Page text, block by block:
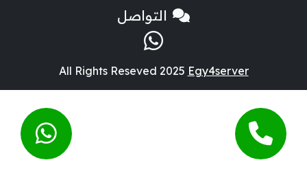
التواصل
All Rights Reseved 2025 Egy4server